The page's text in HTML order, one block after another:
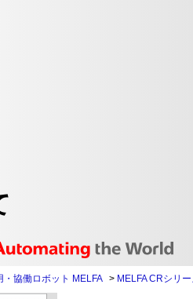
・協働ロボット MELFA > MELFA CRシリ